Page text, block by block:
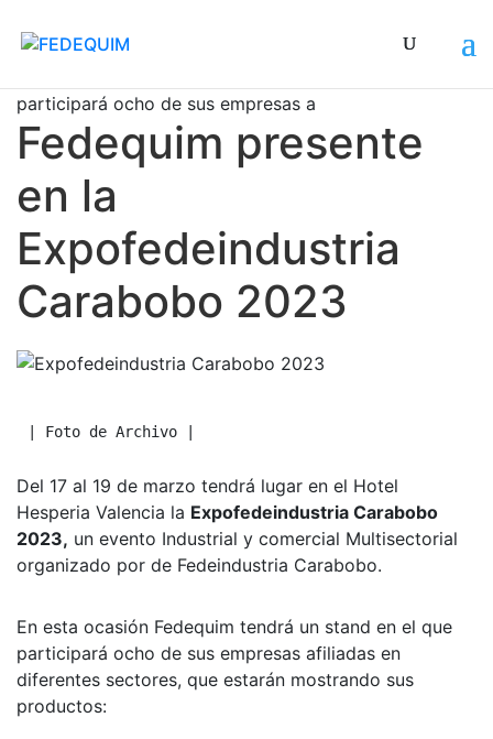
participará ocho de sus empresas afili
Fedequim presente
en la
Expofedeindustria
Carabobo 2023
| Foto de Archivo |
Del 17 al 19 de marzo tendrá lugar en el Hotel
Hesperia Valencia la Expofedeindustria Carabobo
2023, un evento Industrial y comercial Multisectorial
organizado por de Fedeindustria Carabobo.
En esta ocasión Fedequim tendrá un stand en el que
participará ocho de sus empresas afiliadas en
diferentes sectores, que estarán mostrando sus
productos: